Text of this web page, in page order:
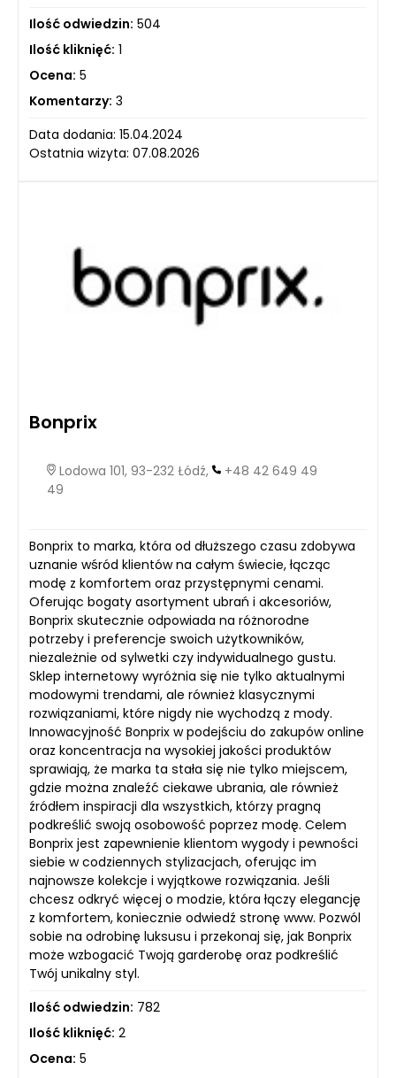
Ilość odwiedzin: 504
Ilość kliknięć: 1
Ocena: 5
Komentarzy: 3
Data dodania: 15.04.2024
Ostatnia wizyta: 07.08.2026
Bonprix
Lodowa 101, 93-232 Łódź,
+48 42 649 49
49
Bonprix to marka, która od dłuższego czasu zdobywa
uznanie wśród klientów na całym świecie, łącząc
modę z komfortem oraz przystępnymi cenami.
Oferując bogaty asortyment ubrań i akcesoriów,
Bonprix skutecznie odpowiada na różnorodne
potrzeby i preferencje swoich użytkowników,
niezależnie od sylwetki czy indywidualnego gustu.
Sklep internetowy wyróżnia się nie tylko aktualnymi
modowymi trendami, ale również klasycznymi
rozwiązaniami, które nigdy nie wychodzą z mody.
Innowacyjność Bonprix w podejściu do zakupów online
oraz koncentracja na wysokiej jakości produktów
sprawiają, że marka ta stała się nie tylko miejscem,
gdzie można znaleźć ciekawe ubrania, ale również
źródłem inspiracji dla wszystkich, którzy pragną
podkreślić swoją osobowość poprzez modę. Celem
Bonprix jest zapewnienie klientom wygody i pewności
siebie w codziennych stylizacjach, oferując im
najnowsze kolekcje i wyjątkowe rozwiązania. Jeśli
chcesz odkryć więcej o modzie, która łączy elegancję
z komfortem, koniecznie odwiedź stronę www. Pozwól
sobie na odrobinę luksusu i przekonaj się, jak Bonprix
może wzbogacić Twoją garderobę oraz podkreślić
Twój unikalny styl.
Ilość odwiedzin: 782
Ilość kliknięć: 2
Ocena: 5